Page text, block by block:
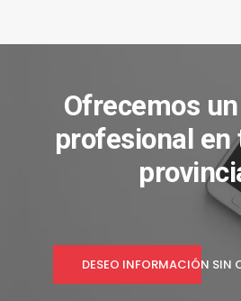
Ofrecemos
profesional en
DESEO INFORMACIÓN SIN